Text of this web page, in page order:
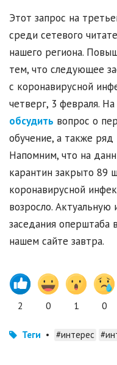
Этот запрос на
среди сетевого
нашего региона.
тем, что следующее
с коронавирусной
четверг, 3 февраля.
обсудить вопрос о
обучение, а также
Напомним, что на
карантин закрыто 89
коронавирусной
возросло.
заседания оперштаба
нашем сайте завтра.
2 0 1 0
Теги • #интерес